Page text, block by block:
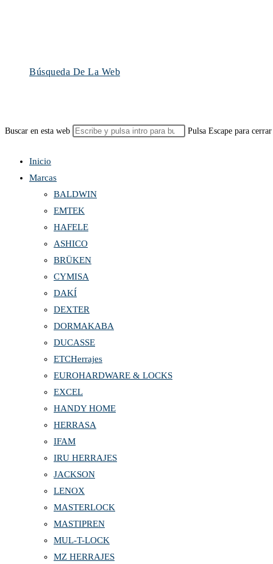
Búsqueda De La Web
Buscar en esta web Pulsa Escape para
Inicio
Marcas
BALDWIN
EMTEK
HAFELE
ASHICO
BRÜKEN
CYMISA
DAKÍ
DEXTER
DORMAKABA
DUCASSE
ETCHerrajes
EUROHARDWARE & LOCKS
EXCEL
HANDY HOME
HERRASA
IFAM
IRU HERRAJES
JACKSON
LENOX
MASTERLOCK
MASTIPREN
MUL-T-LOCK
MZ HERRAJES